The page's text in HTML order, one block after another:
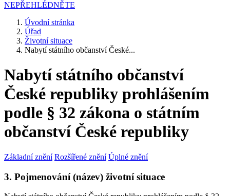
NEPŘEHLÉDNĚTE
Úvodní stránka
Úřad
Životní situace
Nabytí státního občanství České...
Nabytí státního občanství
České republiky prohlášením
podle § 32 zákona o státním
občanství České republiky
Základní znění Rozšířené znění Úplné znění
3. Pojmenování (název) životní situace